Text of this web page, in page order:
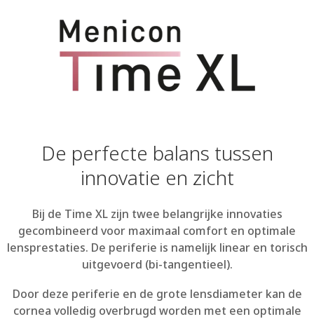
De perfecte balans tussen
innovatie en zicht
Bij de Time XL zijn twee belangrijke innovaties
gecombineerd voor maximaal comfort en optimale
lensprestaties. De periferie is namelijk linear en torisch
uitgevoerd (bi-tangentieel).
Door deze periferie en de grote lensdiameter kan de
cornea volledig overbrugd worden met een optimale